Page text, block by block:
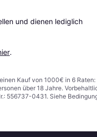
und dienen lediglich
.
Kauf von 1000€ in 6
über 18 Jahre.
556737-0431. Siehe